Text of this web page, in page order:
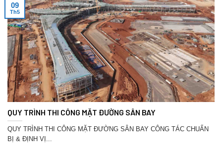
QUY TRÌNH THI CÔNG MẶT ĐƯỜNG SÂN BAY
QUY TRÌNH THI CÔNG MẶT ĐƯỜNG SÂN BAY CÔNG TÁC CHUẨN
BỊ & ĐỊNH VỊ...
09
Th5